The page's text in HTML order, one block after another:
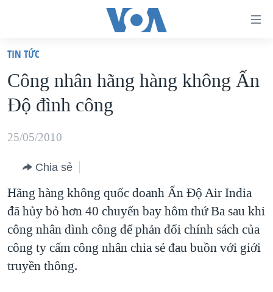
truy
cập
Tới
dung
chính
điều
hướng
chính
Đi
tới
VIỆT NAM
HOA KỲ
BIỂN ĐÔNG
BLOG
DIỄN ĐÀN
MỤC
TỰ DO BÁO CHÍ
VẠCH TRẦN TIN GIẢ
CHUYÊN ĐỀ
CHIẾN TRANH THƯƠNG MẠI CỦA MỸ: QUÁ KHỨ VÀ HIỆN
TẠI
HỌC TIẾNG ANH
TIN TỨC
Công nhân hãng hàng không Ấn
Độ đình công
25/05/2010
Chia sẻ
Hãng hàng không quốc doanh Ấn Độ Air India
đã hủy bỏ hơn 40 chuyến bay hôm thứ Ba sau khi
công nhân đình công để phản đối chính sách của
công ty cấm công nhân chia sẻ đau buồn với giới
truyền thông.